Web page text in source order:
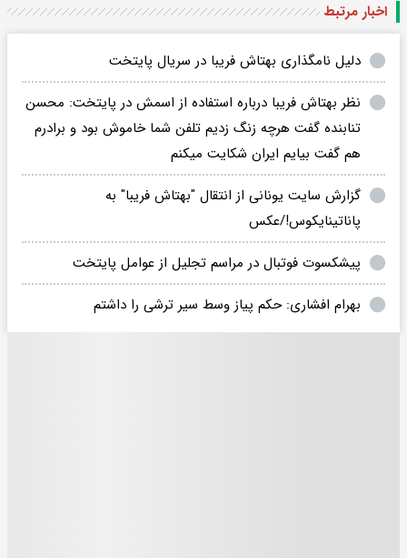
اخبار مرتبط
دلیل نامگذاری بهتاش فریبا در سریال پایتخت
نظر بهتاش فریبا درباره استفاده از اسمش در پایتخت: محسن
تنابنده گفت هرچه زنگ زدیم تلفن شما خاموش بود و برادرم
هم گفت بیایم ایران شکایت میکنم
گزارش سایت یونانی از انتقال "بهتاش فریبا" به
پاناتینایکوس!/عکس
پیشکسوت فوتبال در مراسم تجلیل از عوامل پایتخت
بهرام افشاری: حکم پیاز وسط سیر ترشی را داشتم